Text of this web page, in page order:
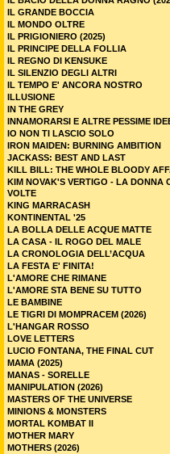
IL GRANDE BOCCIA
IL MONDO OLTRE
IL PRIGIONIERO (2025)
IL PRINCIPE DELLA FOLLIA
IL REGNO DI KENSUKE
IL SILENZIO DEGLI ALTRI
IL TEMPO E' ANCORA NOSTRO
ILLUSIONE
IN THE GREY
INNAMORARSI E ALTRE PESSIME
IO NON TI LASCIO SOLO
IRON MAIDEN: BURNING AMBITION
JACKASS: BEST AND LAST
KILL BILL: THE WHOLE BLOODY
KIM NOVAK'S VERTIGO - LA DONNA
VOLTE
KING MARRACASH
KONTINENTAL '25
LA BOLLA DELLE ACQUE MATTE
LA CASA - IL ROGO DEL MALE
LA CRONOLOGIA DELL’ACQUA
LA FESTA E' FINITA!
L'AMORE CHE RIMANE
L'AMORE STA BENE SU TUTTO
LE BAMBINE
LE TIGRI DI MOMPRACEM (2026)
L'HANGAR ROSSO
LOVE LETTERS
LUCIO FONTANA, THE FINAL CUT
MAMA (2025)
MANAS - SORELLE
MANIPULATION (2026)
MASTERS OF THE UNIVERSE
MINIONS & MONSTERS
MORTAL KOMBAT II
MOTHER MARY
MOTHERS (2026)